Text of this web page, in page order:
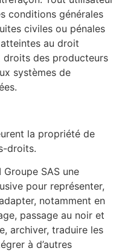
conditions générales
civiles ou pénales
au droit
droits des producteurs
systèmes de
la propriété de
droits.
SAS une
pour représenter,
notamment en
passage au noir et
archiver, traduire les
à d’autres